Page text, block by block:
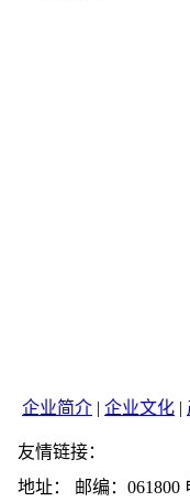
企业简介 | 企业文化 |
友情链接：
地址： 邮编：061800